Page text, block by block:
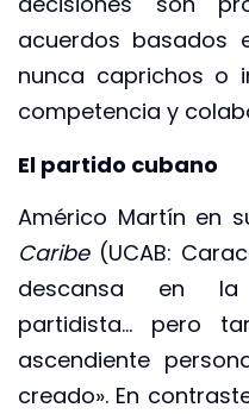
acuerdos basados
nunca caprichos o
competencia y
El partido cubano
Américo Martín en
Caribe(UCAB:
descansa en la
partidista… pero
ascendiente
creado». En